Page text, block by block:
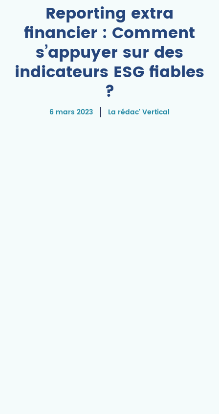
Reporting extra
financier : Comment
s’appuyer sur des
indicateurs ESG fiables
?
6 mars 2023 La rédac' Vertical